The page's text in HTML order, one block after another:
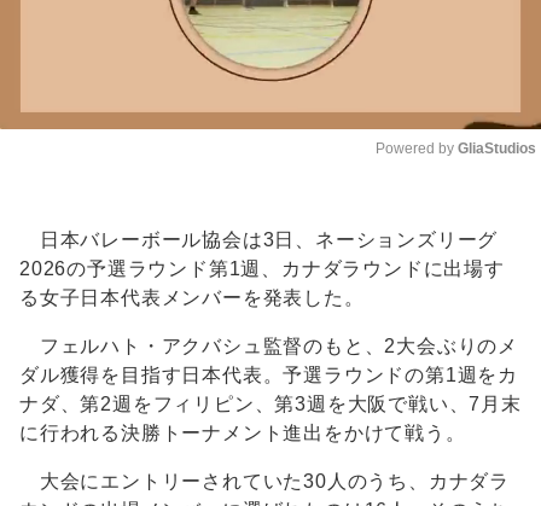
Powered by GliaStudios
日本バレーボール協会は3日、ネーションズリーグ
2026の予選ラウンド第1週、カナダラウンドに出場す
る女子日本代表メンバーを発表した。
フェルハト・アクバシュ監督のもと、2大会ぶりのメ
ダル獲得を目指す日本代表。予選ラウンドの第1週をカ
ナダ、第2週をフィリピン、第3週を大阪で戦い、7月末
に行われる決勝トーナメント進出をかけて戦う。
大会にエントリーされていた30人のうち、カナダラ